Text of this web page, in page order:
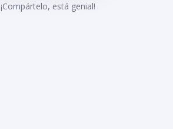
¡Compártelo, está genial!